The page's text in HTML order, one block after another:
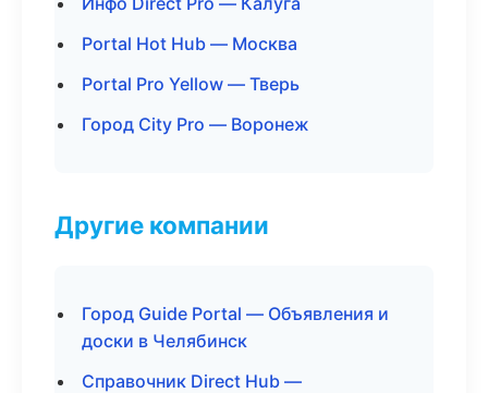
Portal Hot Hub — Москва
Portal Pro Yellow — Тверь
Город City Pro — Воронеж
Другие компании
Город Guide Portal — Объявления и
доски в Челябинск
Справочник Direct Hub —